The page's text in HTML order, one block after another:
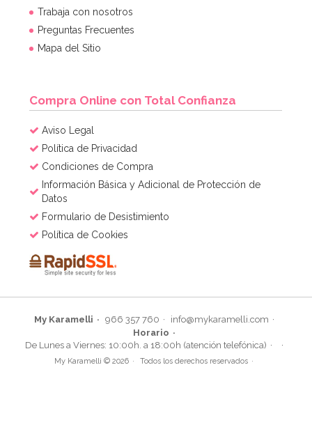
Trabaja con nosotros
Preguntas Frecuentes
Mapa del Sitio
Compra Online con Total Confianza
Aviso Legal
Política de Privacidad
Condiciones de Compra
Información Básica y Adicional de Protección de
Datos
Formulario de Desistimiento
Política de Cookies
My Karamelli 966 357 760
info@mykaramelli.com
Horario
De Lunes a Viernes: 10:00h. a 18:00h (atención telefónica)
My Karamelli © 2026 Todos los derechos reservados